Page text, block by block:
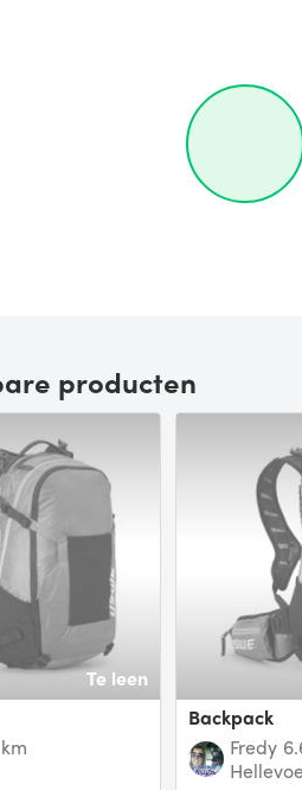
producten
Te leen
backpack
Fredy